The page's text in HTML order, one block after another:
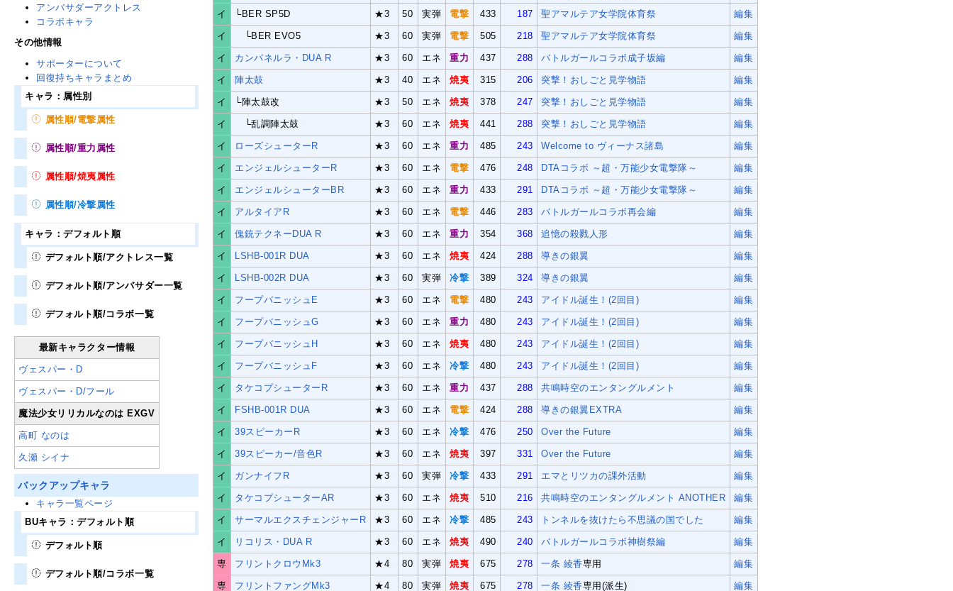
イ └BER SP5D ★3 50 実弾 電撃 433 187 聖アマルテア女学院体育祭 編集
イ └BER EVO5 ★3 60 実弾 電撃 505 218 聖アマルテア女学院体育祭 編集
イ カンパネルラ・DUA R ★3 60 エネ 重力 437 288 バトルガールコラボ成子坂編 編集
イ 陣太鼓 ★3 40 エネ 焼夷 315 206 突撃！おしごと見学物語 編集
イ └陣太鼓改 ★3 50 エネ 焼夷 378 247 突撃！おしごと見学物語 編集
イ └乱調陣太鼓 ★3 60 エネ 焼夷 441 288 突撃！おしごと見学物語 編集
イ ローズシューターR ★3 60 エネ 重力 485 243 Welcome to ヴィーナス諸島 編集
イ エンジェルシューターR ★3 60 エネ 電撃 476 248 DTAコラボ ～超・万能少女電撃隊～ 編集
イ エンジェルシューターBR ★3 60 エネ 重力 433 291 DTAコラボ ～超・万能少女電撃隊～ 編集
イ アルタイアR ★3 60 エネ 電撃 446 283 バトルガールコラボ再会編 編集
イ 傀銃テクネーDUA R ★3 60 エネ 重力 354 368 追憶の殺戮人形 編集
イ LSHB-001R DUA ★3 60 エネ 焼夷 424 288 導きの銀翼 編集
イ LSHB-002R DUA ★3 60 実弾 冷撃 389 324 導きの銀翼 編集
イ フープバニッシュE ★3 60 エネ 電撃 480 243 アイドル誕生！(2回目) 編集
イ フープバニッシュG ★3 60 エネ 重力 480 243 アイドル誕生！(2回目) 編集
イ フープバニッシュH ★3 60 エネ 焼夷 480 243 アイドル誕生！(2回目) 編集
イ フープバニッシュF ★3 60 エネ 冷撃 480 243 アイドル誕生！(2回目) 編集
イ タケコプシューターR ★3 60 エネ 重力 437 288 共鳴時空のエンタングルメント 編集
イ FSHB-001R DUA ★3 60 エネ 電撃 424 288 導きの銀翼EXTRA 編集
イ 39スピーカーR ★3 60 エネ 冷撃 476 250 Over the Future 編集
イ 39スピーカー/音色R ★3 60 エネ 焼夷 397 331 Over the Future 編集
イ ガンナイフR ★3 60 実弾 冷撃 433 291 エマとリツカの課外活動 編集
イ タケコプシューターAR ★3 60 エネ 焼夷 510 216 共鳴時空のエンタングルメント ANOTHER 編集
イ サーマルエクスチェンジャーR ★3 60 エネ 冷撃 485 243 トンネルを抜けたら不思議の国でした 編集
イ リコリス・DUA R ★3 60 エネ 焼夷 490 240 バトルガールコラボ神樹祭編 編集
専 フリントクロウMk3 ★4 80 実弾 焼夷 675 278 一条 綾香専用 編集
専 フリントファングMk3 ★4 80 実弾 焼夷 675 278 一条 綾香専用(派生) 編集
アンバサダーアクトレス
コラボキャラ
その他情報
サポーターについて
回復持ちキャラまとめ
キャラ：属性別
属性順/電撃属性
属性順/重力属性
属性順/焼夷属性
属性順/冷撃属性
キャラ：デフォルト順
デフォルト順/アクトレス一覧
デフォルト順/アンバサダー一覧
デフォルト順/コラボ一覧
最新キャラクター情報
ヴェスパー・D
ヴェスパー・D/フール
魔法少女リリカルなのは EXGV
高町 なのは
久瀬 シイナ
バックアップキャラ
キャラ一覧ページ
BUキャラ：デフォルト順
デフォルト順
デフォルト順/コラボ一覧